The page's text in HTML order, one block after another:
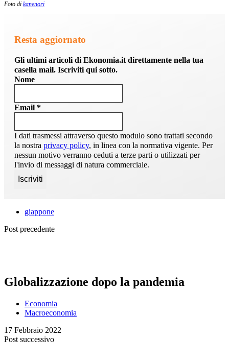
Foto di kanenori
Resta aggiornato
Gli ultimi articoli di Ekonomia.it direttamente nella tua
casella mail. Iscriviti qui sotto.
Nome
Email *
I dati trasmessi attraverso questo modulo sono trattati secondo
la nostra privacy policy, in linea con la normativa vigente. Per
nessun motivo verranno ceduti a terze parti o utilizzati per
l'invio di messaggi di natura commerciale.
giappone
Post precedente
Globalizzazione dopo la pandemia
Economia
Macroeconomia
17 Febbraio 2022
Post successivo